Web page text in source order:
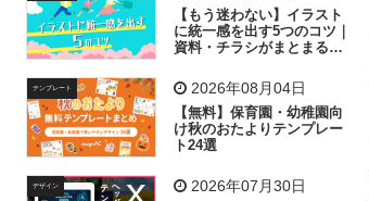
子供 作業員 相談 ピクトグラム
【もう迷わない】イラスト
に統一感を出す5つのコツ｜
資料・チラシがまとまるフ
テンプレート 2026年08月04日
【無料】保育園・幼稚園向
け秋のおたよりテンプレー
ト24選
デザイン 2026年07月30日